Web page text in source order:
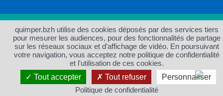
Accueil
Plan du site
Protection des données et
gestion des cookies
Accessibilité : non conforme
Mentions légales et crédits
Contact
quimper.bzh utilise des cookies déposés par des services tiers
pour mesurer les audiences, pour des fonctionnalités de partage
sur les réseaux sociaux et d’affichage de vidéo. En poursuivant
votre navigation, vous acceptez notre politique de confidentialité
et l'utilisation de ces cookies.
Tout accepter
Tout refuser
Personnaliser
Politique de confidentialité